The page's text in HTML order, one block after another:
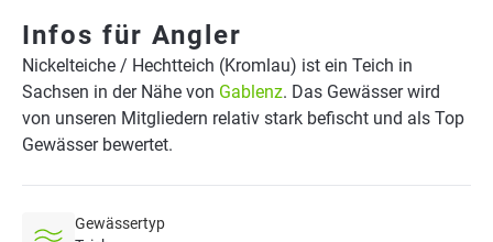
Infos für Angler
Nickelteiche / Hechtteich (Kromlau) ist ein Teich in
Sachsen in der Nähe von Gablenz. Das Gewässer wird
von unseren Mitgliedern relativ stark befischt und als Top
Gewässer bewertet.
Gewässertyp